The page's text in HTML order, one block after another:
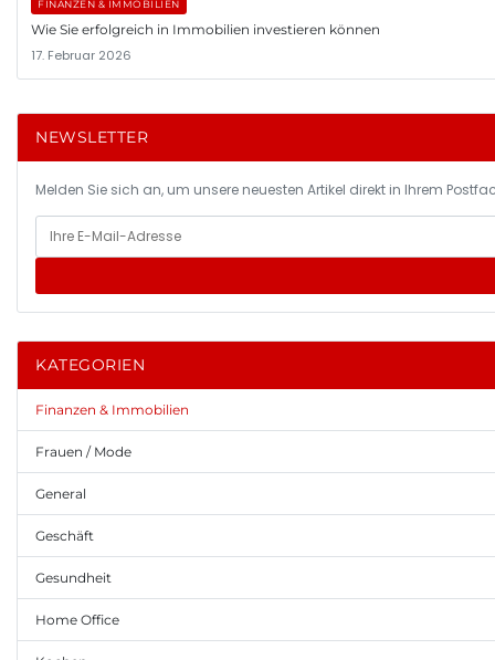
FINANZEN & IMMOBILIEN
Wie Sie erfolgreich in Immobilien investieren können
17. Februar 2026
NEWSLETTER
Melden Sie sich an, um unsere neuesten Artikel direkt in Ihrem
KATEGORIEN
Finanzen & Immobilien
Frauen / Mode
General
Geschäft
Gesundheit
Home Office